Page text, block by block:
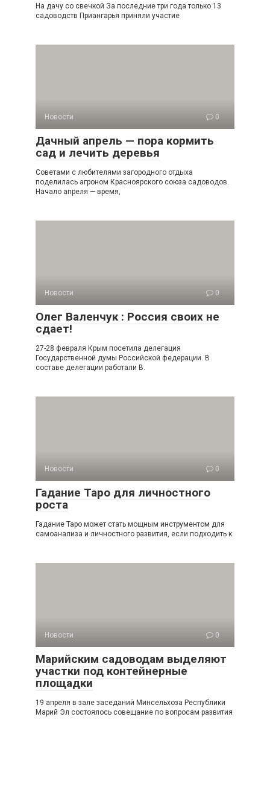
На дачу со свечкой За последние три года только 13
садоводств Приангарья приняли участие
Новости 0
Дачный апрель — пора кормить
сад и лечить деревья
Советами с любителями загородного отдыха
поделилась агроном Красноярского союза садоводов.
Начало апреля — время,
Новости 0
Олег Валенчук : Россия своих не
сдает!
27-28 февраля Крым посетила делегация
Государственной думы Российской федерации. В
составе делегации работали В.
Новости 0
Гадание Таро для личностного
роста
Гадание Таро может стать мощным инструментом для
самоанализа и личностного развития, если подходить к
Новости 0
Марийским садоводам выделяют
участки под контейнерные
площадки
19 апреля в зале заседаний Минсельхоза Республики
Марий Эл состоялось совещание по вопросам развития